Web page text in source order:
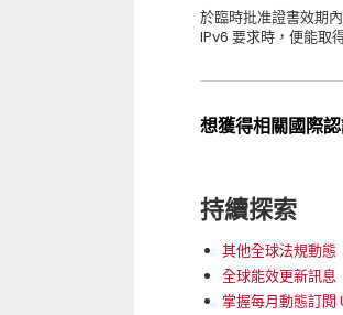
於臨時批准證書效期
IPv6 要求時，便能取
想獲得相關國際
持續探索
其他全球法規動態
全球能效更新訊息
掌握每月動態訂閱